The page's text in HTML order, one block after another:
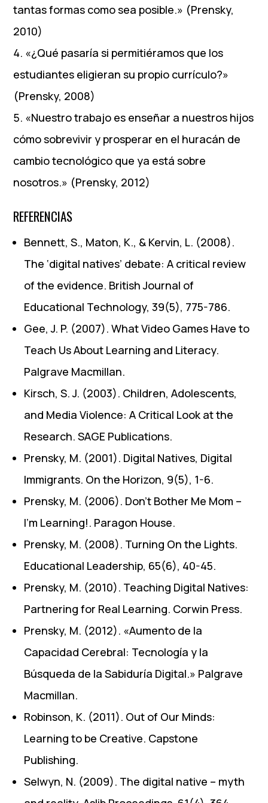
tantas formas como sea posible.» (Prensky,
2010)
«¿Qué pasaría si permitiéramos que los
estudiantes eligieran su propio currículo?»
(Prensky, 2008)
«Nuestro trabajo es enseñar a nuestros hijos
cómo sobrevivir y prosperar en el huracán de
cambio tecnológico que ya está sobre
nosotros.» (Prensky, 2012)
REFERENCIAS
Bennett, S., Maton, K., & Kervin, L. (2008).
The ‘digital natives’ debate: A critical review
of the evidence. British Journal of
Educational Technology, 39(5), 775-786.
Gee, J. P. (2007). What Video Games Have to
Teach Us About Learning and Literacy.
Palgrave Macmillan.
Kirsch, S. J. (2003). Children, Adolescents,
and Media Violence: A Critical Look at the
Research. SAGE Publications.
Prensky, M. (2001). Digital Natives, Digital
Immigrants. On the Horizon, 9(5), 1-6.
Prensky, M. (2006). Don’t Bother Me Mom –
I’m Learning!. Paragon House.
Prensky, M. (2008). Turning On the Lights.
Educational Leadership, 65(6), 40-45.
Prensky, M. (2010). Teaching Digital Natives:
Partnering for Real Learning. Corwin Press.
Prensky, M. (2012). «Aumento de la
Capacidad Cerebral: Tecnología y la
Búsqueda de la Sabiduría Digital.» Palgrave
Macmillan.
Robinson, K. (2011). Out of Our Minds:
Learning to be Creative. Capstone
Publishing.
Selwyn, N. (2009). The digital native – myth